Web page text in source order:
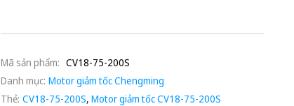
Mã sản phẩm: CV18-75-200S
Danh mục: Motor giảm tốc Chengming
Thẻ: CV18-75-200S, Motor giảm tốc CV18-75-200S